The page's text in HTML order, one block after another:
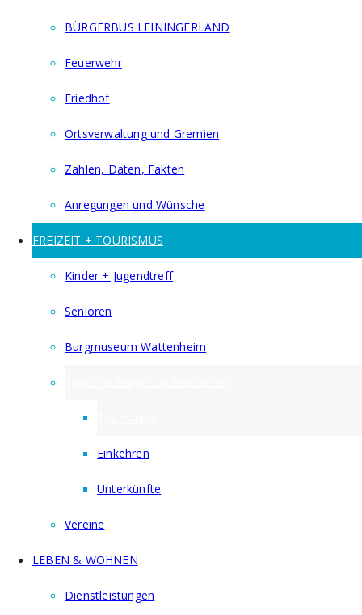
BÜRGERBUS LEININGERLAND
Feuerwehr
Friedhof
Ortsverwaltung und Gremien
Zahlen, Daten, Fakten
Anregungen und Wünsche
FREIZEIT + TOURISMUS
Kinder + Jugendtreff
Senioren
Burgmuseum Wattenheim
Einkehren
Unterkünfte
Vereine
LEBEN & WOHNEN
Dienstleistungen